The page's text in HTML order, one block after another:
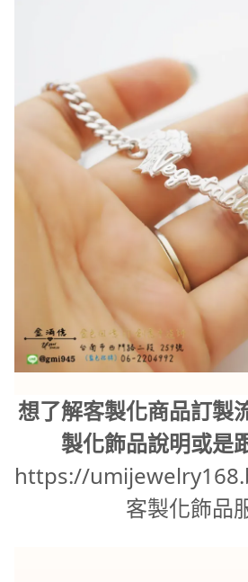
想了解客製化商品訂製
製化飾品說明或是
https://
客製化飾品